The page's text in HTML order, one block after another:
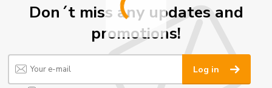
Don´t miss any updates and
promotions!
Log in